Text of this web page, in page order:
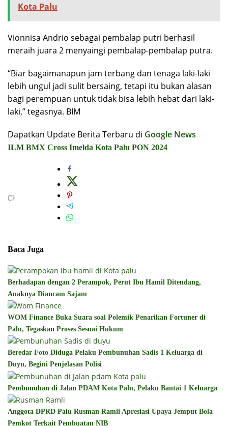
Kota Palu
Vionnisa Andrio sebagai pembalap putri berhasil
meraih juara 2 menyaingi pembalap-pembalap putra.
“Biar bagaimanapun jam terbang dan tenaga laki-laki
lebih ungul jadi sulit bersaing, tetapi itu bukan alasan
bagi perempuan untuk tidak bisa lebih hebat dari laki-
laki,” tegasnya. BIM
Dapatkan Update Berita Terbaru di Google News
ILM BMX Cross Imelda Kota Palu PON 2024
Baca Juga
Berhadapan dengan 2 Perampok, Perut Ibu Hamil Ditendang,
Anaknya Diancam Sajam
WOM Finance Buka Suara soal Polemik Penarikan Fortuner di
Palu, Tegaskan Proses Sesuai Hukum
Beredar Foto Diduga Pelaku Pembunuhan Sadis 1 Keluarga di
Duyu, Begini Penjelasan Polisi
Pembunuhan di Jalan PDAM Kota Palu, Pelaku Bantai 1 Keluarga
Anggota DPRD Palu Rusman Ramli Apresiasi Upaya Jemput Bola
Pemkot Terkait Pembuatan NIB